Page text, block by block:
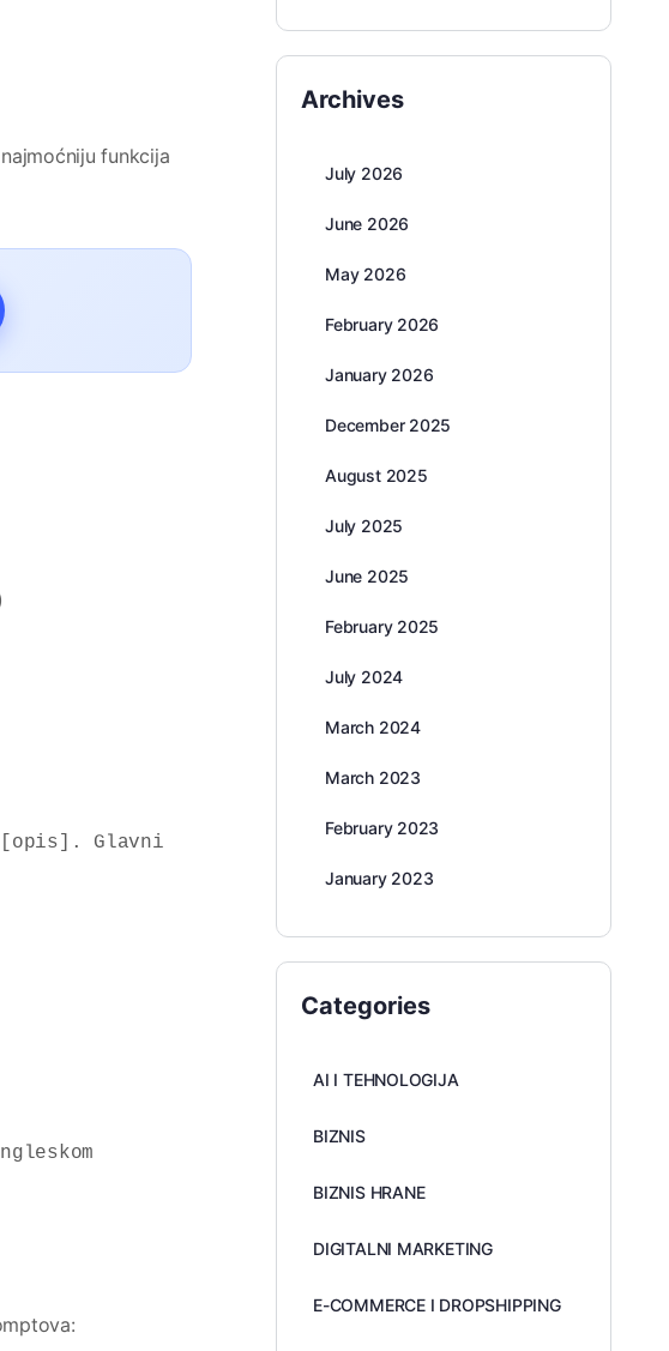
funkcija
Glavni
Archives
July 2026
June 2026
May 2026
February 2026
January 2026
December 2025
August 2025
July 2025
June 2025
February 2025
July 2024
March 2024
March 2023
February 2023
January 2023
Categories
AI I TEHNOLOGIJA
BIZNIS
BIZNIS HRANE
DIGITALNI MARKETING
E-COMMERCE I DROPSHIPPING